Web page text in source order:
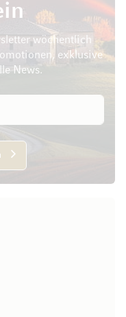
wöchentlich
exklusive
News.